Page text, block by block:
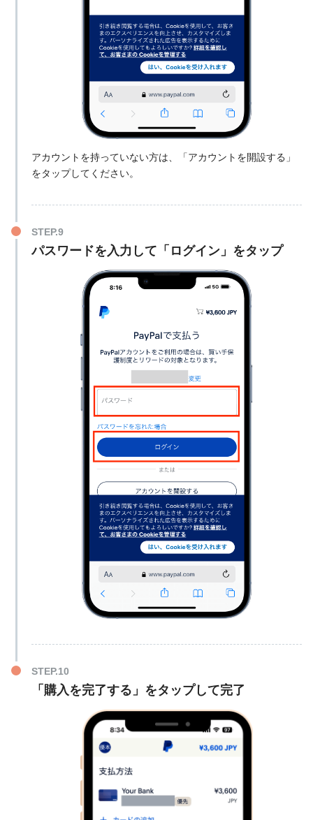
アカウントを持っていない方は、「アカウントを開設する」
をタップしてください。
パスワードを入力して「ログイン」をタップ
「購入を完了する」をタップして完了